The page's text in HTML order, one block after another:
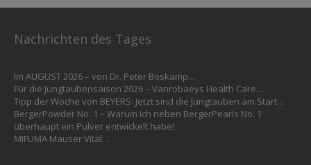
Nachrichten des Tages
Im AUGUST 2026 – von Dr. Peter Boskamp…
Für die Jungtaubensaison 2026 – Vanrobaeys Health Care…
Tipp der Woche von BEYERS: Jetzt sind die Jungtauben am Start…
BergerPowder No. 1 – Warum ich neben BergerPearls No. 1
überhaupt ein Pulver entwickelt habe!
MIFUMA Mauser Vital…